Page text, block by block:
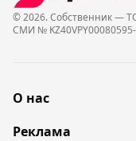
© 2026. Собственник —
СМИ №
О нас
Реклама